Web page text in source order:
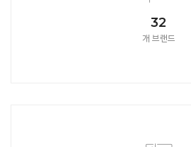
32
개 브랜드